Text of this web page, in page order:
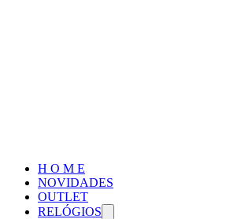
H O M E
NOVIDADES
OUTLET
RELÓGIOS